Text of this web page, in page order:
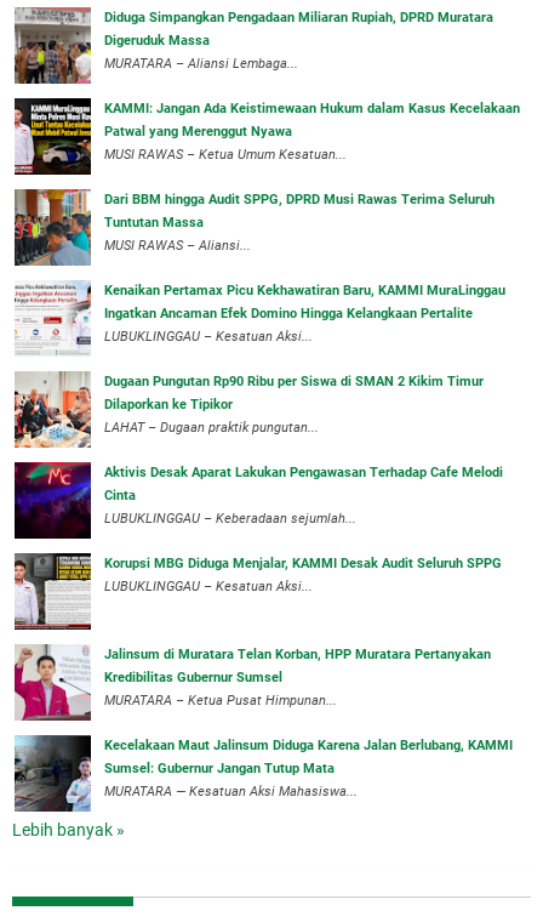
Diduga Simpangkan Pengadaan Miliaran Rupiah, DPRD Muratara
Digeruduk Massa
‎MURATARA – Aliansi Lembaga...
‎KAMMI: Jangan Ada Keistimewaan Hukum dalam Kasus Kecelakaan
Patwal yang Merenggut Nyawa
‎MUSI RAWAS – Ketua Umum Kesatuan...
Dari BBM hingga Audit SPPG, DPRD Musi Rawas Terima Seluruh
Tuntutan Massa
MUSI RAWAS – Aliansi...
‎Kenaikan Pertamax Picu Kekhawatiran Baru, KAMMI MuraLinggau
Ingatkan Ancaman Efek Domino Hingga Kelangkaan Pertalite
‎LUBUKLINGGAU – Kesatuan Aksi...
Dugaan Pungutan Rp90 Ribu per Siswa di SMAN 2 Kikim Timur
Dilaporkan ke Tipikor
LAHAT – Dugaan praktik pungutan...
Aktivis Desak Aparat Lakukan Pengawasan Terhadap Cafe Melodi
Cinta
LUBUKLINGGAU – Keberadaan sejumlah...
Korupsi MBG Diduga Menjalar, KAMMI Desak Audit Seluruh SPPG
‎LUBUKLINGGAU – Kesatuan Aksi...
‎Jalinsum di Muratara Telan Korban, HPP Muratara Pertanyakan
Kredibilitas Gubernur Sumsel
MURATARA – Ketua Pusat Himpunan...
‎Kecelakaan Maut Jalinsum Diduga Karena Jalan Berlubang, KAMMI
Sumsel: Gubernur Jangan Tutup Mata
‎MURATARA — Kesatuan Aksi Mahasiswa...
Lebih banyak »